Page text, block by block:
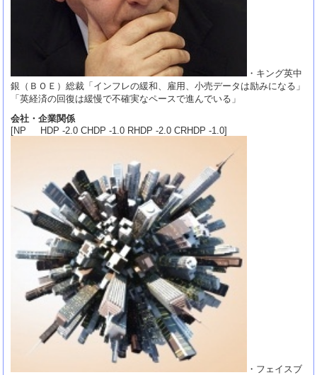
・キング英中
銀（ＢＯＥ）総裁「インフレの緩和、雇用、小売データは励みになる」
「英経済の回復は緩慢で不確実なペースで進んでいる」
会社・企業関係
[NP HDP -2.0 CHDP -1.0 RHDP -2.0 CRHDP -1.0]
・フェイスブ